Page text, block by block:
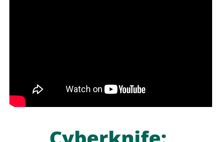
punto de venta de drogas